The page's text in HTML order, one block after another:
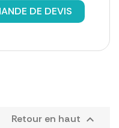
DE DEVIS
Retour en haut 